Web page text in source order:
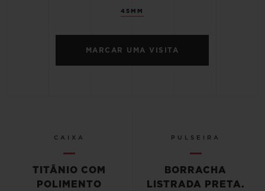
45MM
MARCAR UMA VISITA
CAIXA
TITÂNIO COM
POLIMENTO
PULSEIRA
BORRACHA
LISTRADA PRETA.